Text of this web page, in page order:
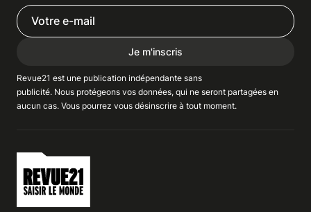
Je m'inscris
Revue21 est une publication indépendante sans
publicité. Nous protégeons vos données, qui ne seront partagées en
aucun cas. Vous pourrez vous désinscrire à tout moment.